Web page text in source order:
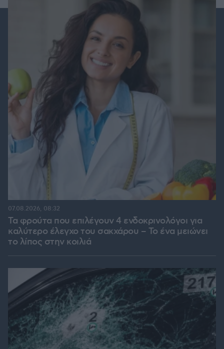
Τα φρούτα που επιλέγουν 4 ενδοκρινολόγοι για
καλύτερο έλεγχο του σακχάρου – Το ένα μειώνει
το λίπος στην κοιλιά
07.08.2026, 08:32